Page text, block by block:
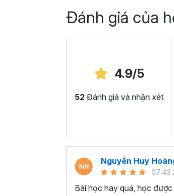
Đánh giá của
4.9/5
52 Đánh giá và nhận xét
Nguyễn Huy
07:43
Bài học hay quá, học